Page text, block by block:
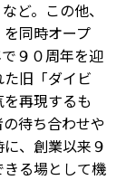
ど。この他、
同時オープ
９０周年を迎
旧「ダイビ
再現するも
待ち合わせや
、創業以来９
る場として機